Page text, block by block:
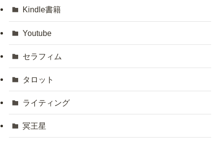
Kindle書籍
Youtube
セラフィム
タロット
ライティング
冥王星